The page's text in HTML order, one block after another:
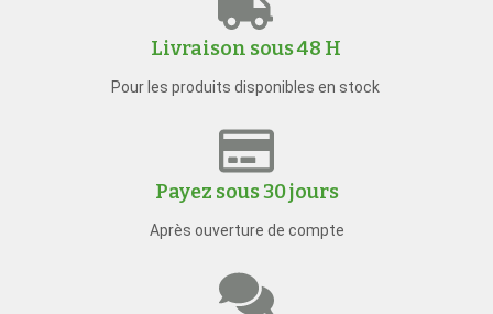
Livraison sous 48 H
Pour les produits disponibles en stock
Payez sous 30 jours
Après ouverture de compte